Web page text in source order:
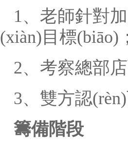
1、老師針對
(xiàn)目標(biāo)；
2、考察總部
3、雙方認
籌備階段